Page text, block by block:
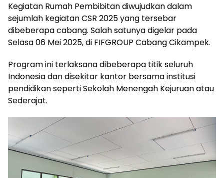
Kegiatan Rumah Pembibitan diwujudkan dalam
sejumlah kegiatan CSR 2025 yang tersebar
dibeberapa cabang. Salah satunya digelar pada
Selasa 06 Mei 2025, di FIFGROUP Cabang Cikampek.
Program ini terlaksana dibeberapa titik seluruh
Indonesia dan disekitar kantor bersama institusi
pendidikan seperti Sekolah Menengah Kejuruan atau
Sederajat.